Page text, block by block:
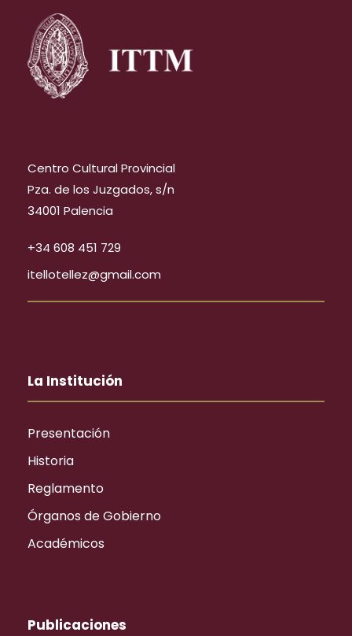
Centro Cultural Provincial
Pza. de los Juzgados, s/n
34001 Palencia
+34 608 451 729
itellotellez@gmail.com
La Institución
Presentación
Historia
Reglamento
Órganos de Gobierno
Académicos
Publicaciones